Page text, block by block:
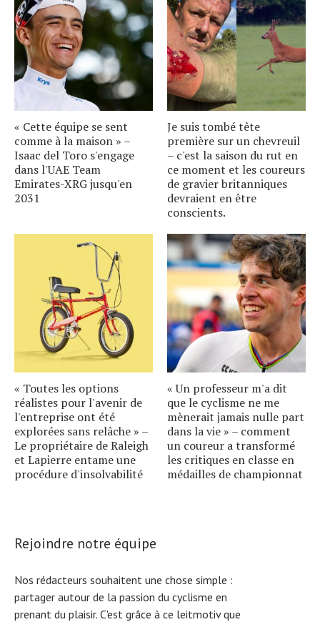
« Cette équipe se sent
comme à la maison » –
Isaac del Toro s'engage
dans l'UAE Team
Emirates-XRG jusqu'en
2031
Je suis tombé tête
première sur un chevreuil
– c'est la saison du rut en
ce moment et les coureurs
de gravier britanniques
devraient en être
conscients.
« Toutes les options
réalistes pour l'avenir de
l'entreprise ont été
explorées sans relâche » –
Le propriétaire de Raleigh
et Lapierre entame une
procédure d'insolvabilité
« Un professeur m'a dit
que le cyclisme ne me
mènerait jamais nulle part
dans la vie » – comment
un coureur a transformé
les critiques en classe en
médailles de championnat
Rejoindre notre équipe
Nos rédacteurs souhaitent une chose simple :
partager autour de la passion du cyclisme en
prenant du plaisir. C'est grâce à ce leitmotiv que